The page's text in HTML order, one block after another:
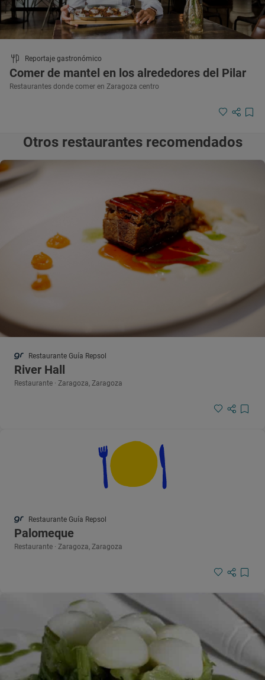
Reportaje gastronómico
Comer de mantel en los alrededores del Pilar
Restaurantes donde comer en Zaragoza centro
Otros restaurantes recomendados
Restaurante Guía Repsol
River Hall
Restaurante · Zaragoza, Zaragoza
Restaurante Guía Repsol
Palomeque
Restaurante · Zaragoza, Zaragoza